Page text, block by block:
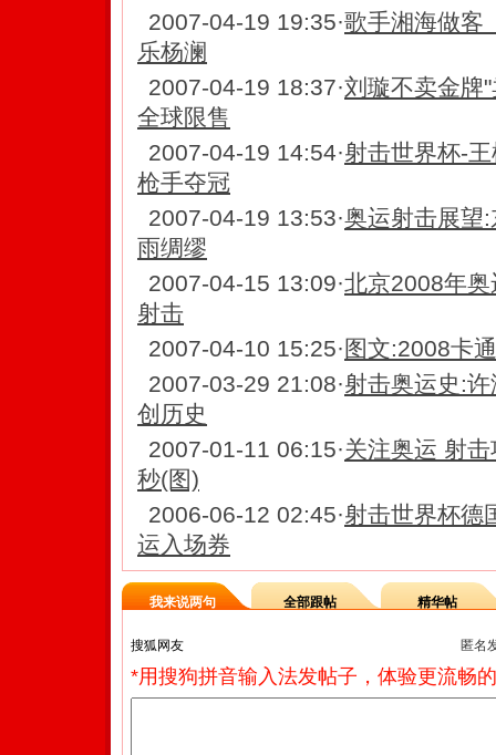
2007-04-19 19:35·歌手湘海做客
乐杨澜
2007-04-19 18:37·刘璇不卖金牌
全球限售
2007-04-19 14:54·射击世界杯-
枪手夺冠
2007-04-19 13:53·奥运射击展望
雨绸缪
2007-04-15 13:09·北京2008年
射击
2007-04-10 15:25· 图文:2008卡
2007-03-29 21:08·射击奥运史:
创历史
2007-01-11 06:15·关注奥运 射
秒(图)
2006-06-12 02:45·射击世界杯德
运入场券
我来说两句 全部跟帖 精华帖
匿名
*用搜狗拼音输入法发帖子，体验更流畅